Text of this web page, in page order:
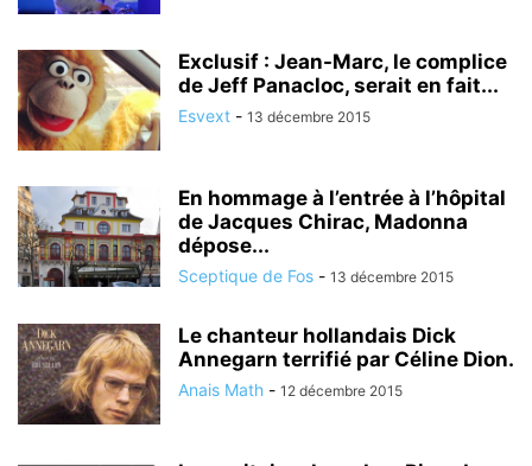
Exclusif : Jean-Marc, le complice
de Jeff Panacloc, serait en fait...
Esvext - 13 décembre 2015
En hommage à l’entrée à l’hôpital
de Jacques Chirac, Madonna
dépose...
Sceptique de Fos - 13 décembre 2015
Le chanteur hollandais Dick
Annegarn terrifié par Céline Dion.
Anais Math - 12 décembre 2015